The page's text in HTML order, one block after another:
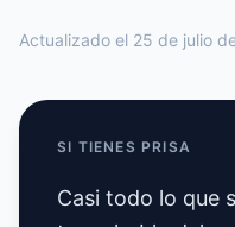
Actualizado el 25 de julio
SI TIENES PRISA
Casi todo lo que